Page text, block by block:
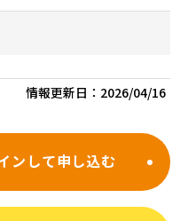
情報更新日： 2026/04/16
ンして申し込む